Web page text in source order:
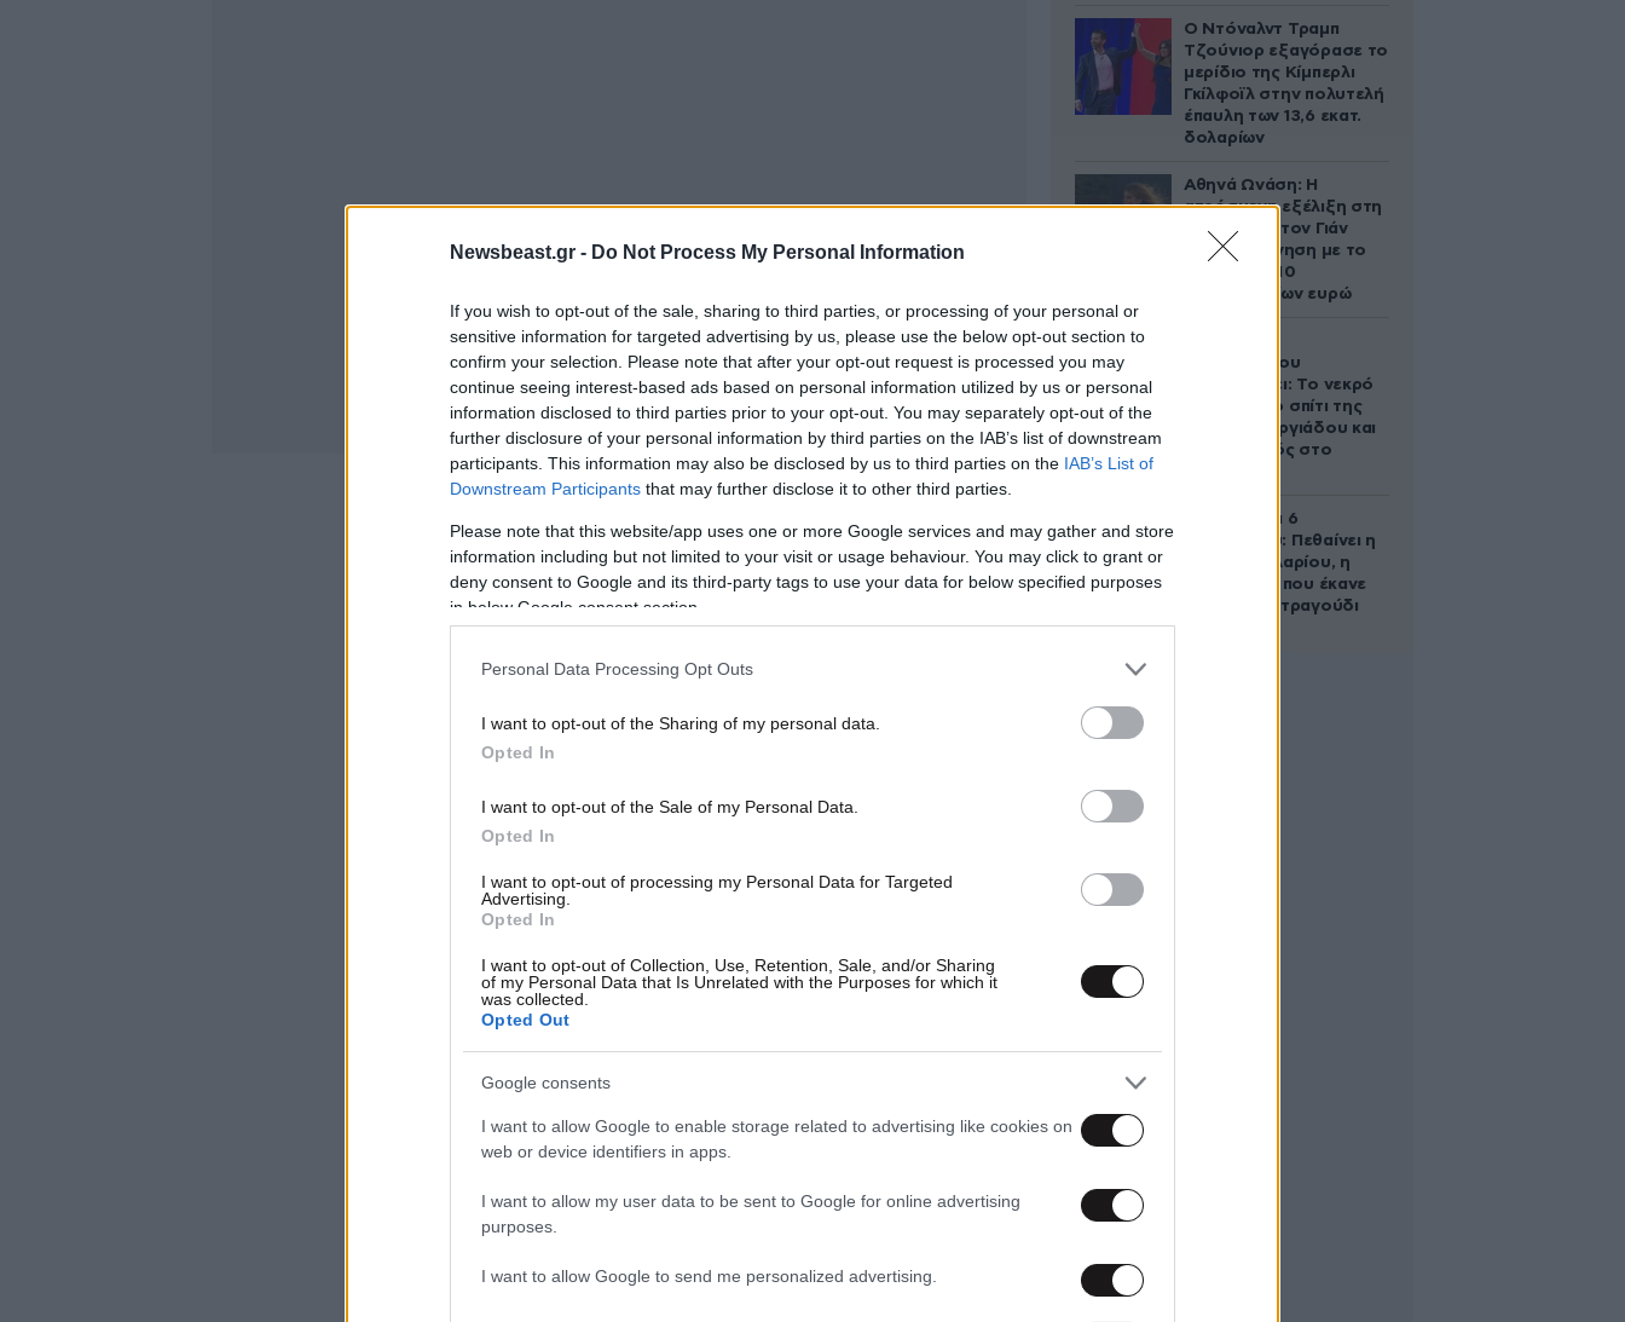
Newsbeast.gr - Do Not Process My Personal Information
If you wish to opt-out of the sale, sharing to third parties, or processing of your personal or
sensitive information for targeted advertising by us, please use the below opt-out section to
confirm your selection. Please note that after your opt-out request is processed you may
continue seeing interest-based ads based on personal information utilized by us or personal
information disclosed to third parties prior to your opt-out. You may separately opt-out of the
further disclosure of your personal information by third parties on the IAB’s list of downstream
participants. This information may also be disclosed by us to third parties on the IAB’s List of
Downstream Participants that may further disclose it to other third parties.
Please note that this website/app uses one or more Google services and may gather and store
information including but not limited to your visit or usage behaviour. You may click to grant or
deny consent to Google and its third-party tags to use your data for below specified purposes
in below Google consent section.
Personal Data Processing Opt Outs
I want to opt-out of the Sharing of my personal data.
Opted In
I want to opt-out of the Sale of my Personal Data.
Opted In
I want to opt-out of processing my Personal Data for Targeted
Advertising.
Opted In
I want to opt-out of Collection, Use, Retention, Sale, and/or Sharing
of my Personal Data that Is Unrelated with the Purposes for which it
was collected.
Opted Out
Google consents
I want to allow Google to enable storage related to advertising like cookies on
web or device identifiers in apps.
I want to allow my user data to be sent to Google for online advertising
purposes.
I want to allow Google to send me personalized advertising.
Ο Ντόναλντ Τραμπ
Τζούνιορ εξαγόρασε το
μερίδιο της Κίμπερλι
Γκίλφοϊλ στην πολυτελή
έπαυλη των 13,6 εκατ.
δολαρίων
Αθηνά Ωνάση: Η
απρόσμενη εξέλιξη στη
διαμάχη με τον Γιάν
Τοπς – Η κίνηση με το
άλογο των 10
εκατομμυρίων ευρώ
Τζώρτζογλου
αποκαλύπτει: Το νεκρό
έμβρυο στο σπίτι της
Μαρίας Γεωργιάδου και
ο εγκλεισμός στο
Σαν σήμερα 6
Αυγούστου: Πεθαίνει η
Ρίτα Σακελλαρίου, η
λαϊκή ντίβα που έκανε
τη ζωή της τραγούδι